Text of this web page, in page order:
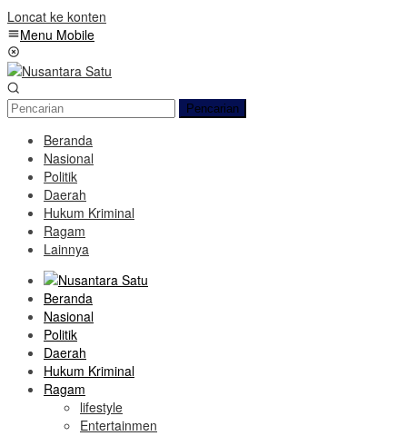
Loncat ke konten
Menu Mobile
Pencarian
Beranda
Nasional
Politik
Daerah
Hukum Kriminal
Ragam
Lainnya
Beranda
Nasional
Politik
Daerah
Hukum Kriminal
Ragam
lifestyle
Entertainmen